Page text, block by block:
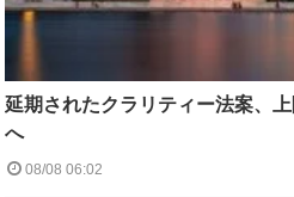
延期されたクラリティー法案、
へ
08/08 06:02